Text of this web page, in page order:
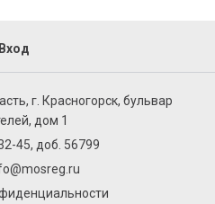
Вход
г. Красногорск, бульвар
дом 1
45, доб. 56799